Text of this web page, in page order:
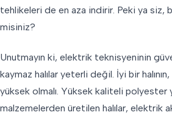
tehlikeleri de en aza indirir. Peki ya siz,
misiniz?
Unutmayın ki, elektrik teknisyeninin
kaymaz halılar yeterli değil. İyi bir
yüksek olmalı. Yüksek kaliteli polyester
malzemelerden üretilen halılar, elektrik